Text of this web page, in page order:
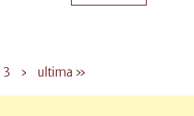
3 › ultima »